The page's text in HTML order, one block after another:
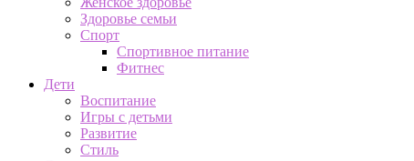
Здоровье семьи
Спорт
Спортивное питание
Фитнес
Дети
Воспитание
Игры с детьми
Развитие
Стиль